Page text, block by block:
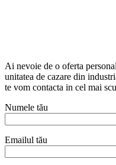
Ai nevoie de o oferta
unitatea de cazare din
te vom contacta in cel mai
Numele tău
Emailul tău